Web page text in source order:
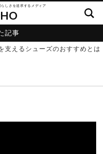
しさを追求するメディア
記事
支えるシューズのおすすめとは